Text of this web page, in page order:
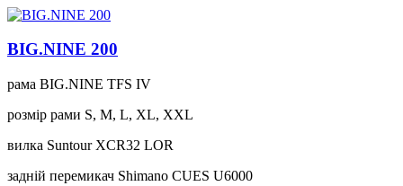
BIG.NINE 200
рама BIG.NINE TFS IV
розмір рами S, M, L, XL, XXL
вилка Suntour XCR32 LOR
задній перемикач Shimano CUES U6000